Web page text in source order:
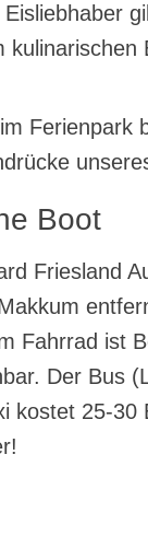
kulinarischen
Ferienpark
Boot
Friesland
Fahrrad ist
Der Bus
kostet 25-30